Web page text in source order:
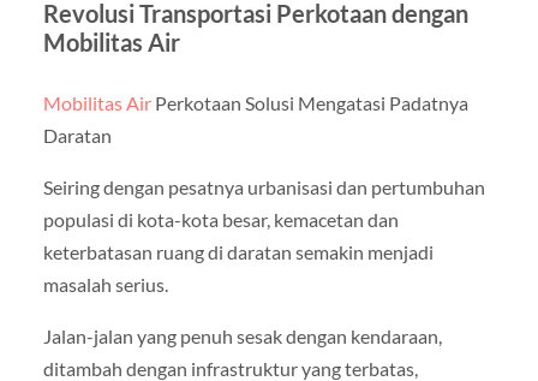
Revolusi Transportasi Perkotaan dengan
Mobilitas Air
Mobilitas AirPerkotaan Solusi Mengatasi Padatnya
Daratan
Seiring dengan pesatnya urbanisasi dan pertumbuhan
populasi di kota-kota besar, kemacetan dan
keterbatasan ruang di daratan semakin menjadi
masalah serius.
Jalan-jalan yang penuh sesak dengan kendaraan,
ditambah dengan infrastruktur yang terbatas,